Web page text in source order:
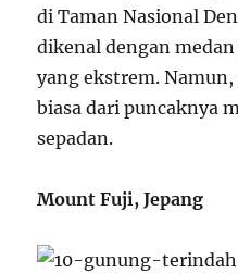
di Taman Nasional
dikenal dengan
yang ekstrem.
biasa dari puncaknya
sepadan.
Mount Fuji, Jepang